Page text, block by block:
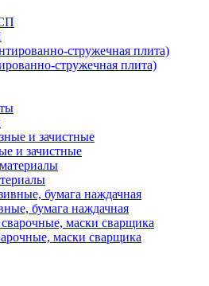
стружечная плита)
и зачистные
бумага наждачная
маски сварщика